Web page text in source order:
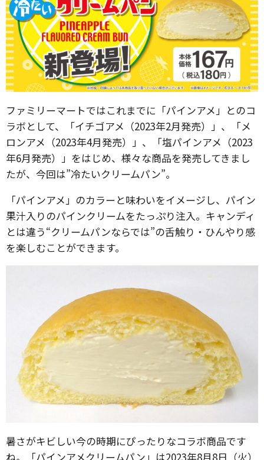
ファミリーマートではこれまでに「パインアメ」とのコ
ラボとして、「イチゴアメ（2023年2月発売）」、「メ
ロンアメ（2023年4月発売）」、「塩パインアメ（2023
年6月発売）」をはじめ、様々な商品を発売してきまし
たが、今回は”冷たいクリームパン”。
「パインアメ」のカラーと味わいをイメージし、パイン
果汁入りのパインクリームをたっぷり注入。キャンディ
とは違う“クリームパンならでは”の舌触り・ひんやり感
を楽しむことができます。
暑さがキビしい今の時期にぴったりなコラボ商品です
ね。「パインアメクリームパン」は2023年8月8日（火）